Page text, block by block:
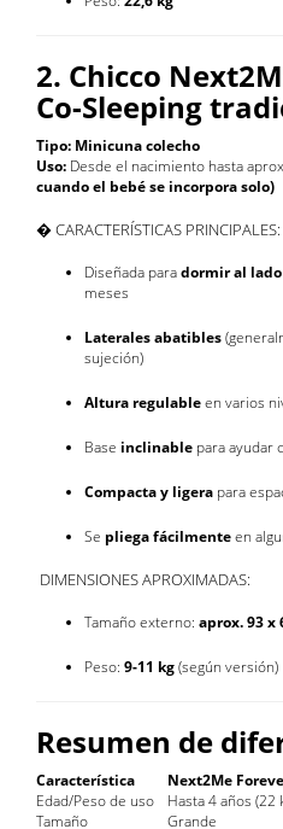
2. Chicco
Co-Sleeping
Tipo: Minicuna colecho
Uso: Desde el nacimiento hasta
cuando el bebé se incorpora solo)
� CARACTERÍSTICAS PRINCIPALES:
Diseñada paradormir al
meses
Laterales abatibles
sujeción)
Altura regulableen varios
Base inclinable para ayudar
Compacta y ligera para
Se pliega fácilmenteen
DIMENSIONES APROXIMADAS:
Tamaño externo: aprox. 93 x
Peso: 9-11 kg(según versión)
Resumen de
Característica Next2Me
Edad/Peso de uso
Hasta 4 años (22
Tamaño
Grande